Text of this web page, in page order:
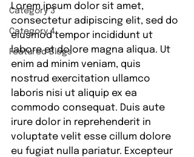
Category 3
Category 4
Featured Blogs
Lorem ipsum dolor sit amet,
consectetur adipiscing elit, sed do
eiusmod tempor incididunt ut
labore et dolore magna aliqua. Ut
enim ad minim veniam, quis
nostrud exercitation ullamco
laboris nisi ut aliquip ex ea
commodo consequat. Duis aute
irure dolor in reprehenderit in
voluptate velit esse cillum dolore
eu fugiat nulla pariatur. Excepteur